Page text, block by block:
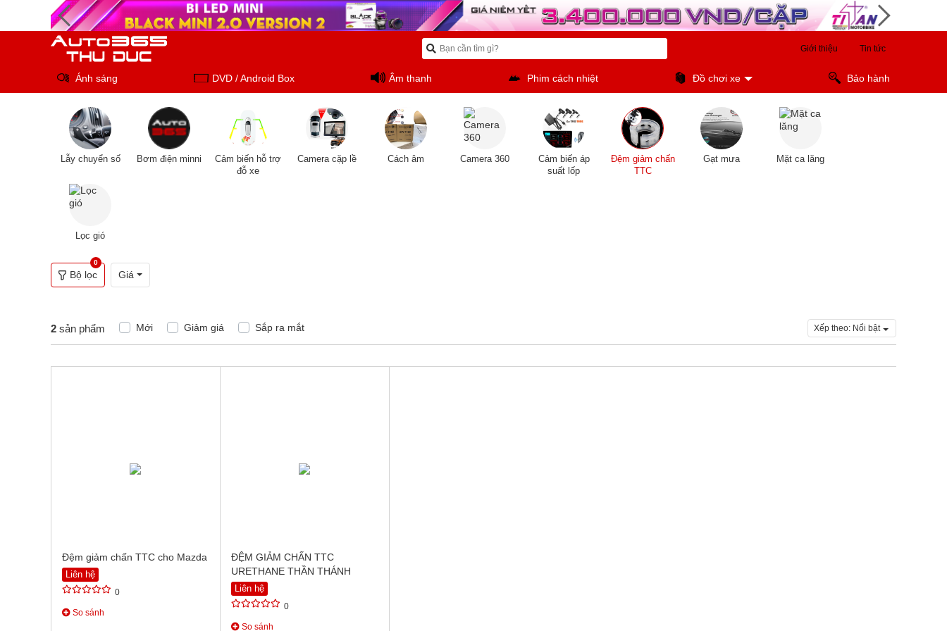
Giới thiệu Tin tức
Ánh sáng DVD / Android Box Âm thanh Phim cách nhiệt Đồ chơi xe Bảo hành
Lẫy chuyển số Bơm điện minni
Cảm biến hỗ trợ
đỗ xe
Camera cặp lề Cách âm Camera 360
Cảm biến áp
suất lốp
Đệm giảm chấn
TTC
Gạt mưa Mặt ca lăng
Lọc gió
Bộ lọc
0
Giá
2 sản phẩm Mới Giảm giá Sắp ra mắt Xếp theo: Nổi bật
Đệm giảm chấn TTC cho Mazda
Liên hệ
0
So sánh
ĐỆM GIẢM CHẤN TTC
URETHANE THẦN THÁNH
Liên hệ
0
So sánh